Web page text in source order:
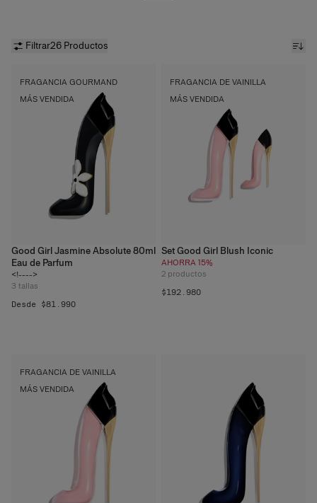
Filtrar26 Productos
FRAGANCIA GOURMAND
MÁS VENDIDA
Good Girl Jasmine Absolute 80ml
Eau de Parfum
<!---->
3 tallas
Desde $81.990
FRAGANCIA DE VAINILLA
MÁS VENDIDA
Set Good Girl Blush Iconic
AHORRA 15%
2 productos
$192.980
FRAGANCIA DE VAINILLA
MÁS VENDIDA